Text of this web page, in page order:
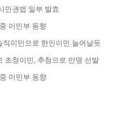
민권법 일부 발효
이민부 동향
직이민으로 한인이민 늘어날듯
초청이민, 추첨으로 만명 선발
이민부 동향